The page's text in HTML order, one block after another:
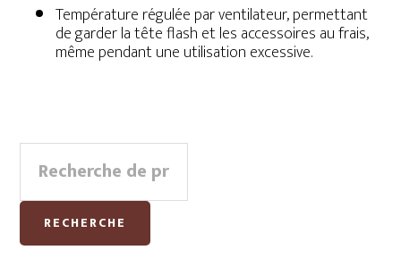
Température régulée par ventilateur, permettant
de garder la tête flash et les accessoires au frais,
même pendant une utilisation excessive.
Primary
Sidebar
Recherche
pour :
RECHERCHE